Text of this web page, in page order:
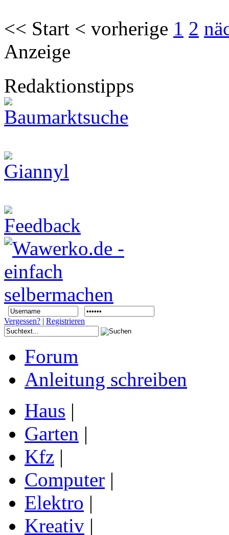
<< Start < vorherige 1 2
Anzeige
Redaktionstipps
Vergessen? | Registrieren
Forum
Anleitung schreiben
Haus |
Garten |
Kfz |
Computer |
Elektro |
Kreativ |